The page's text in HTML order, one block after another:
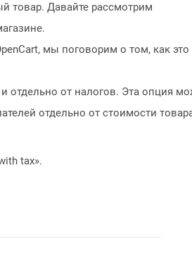
товар. Давайте рассмотрим
мы поговорим о том, как это
отдельно от налогов. Эта опция
отдельно от стоимости
tax».